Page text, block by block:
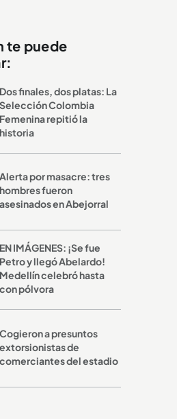
te puede
finales, dos platas: La
Colombia
repitió la
Alerta por masacre: tres
hombres fueron
en Abejorral
EN IMÁGENES: ¡Se fue
Petro y llegó Abelardo!
Medellín celebró hasta
pólvora
Cogieron a presuntos
de
del estadio